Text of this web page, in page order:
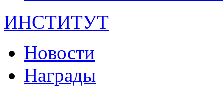
ИНСТИТУТ
Новости
Награды